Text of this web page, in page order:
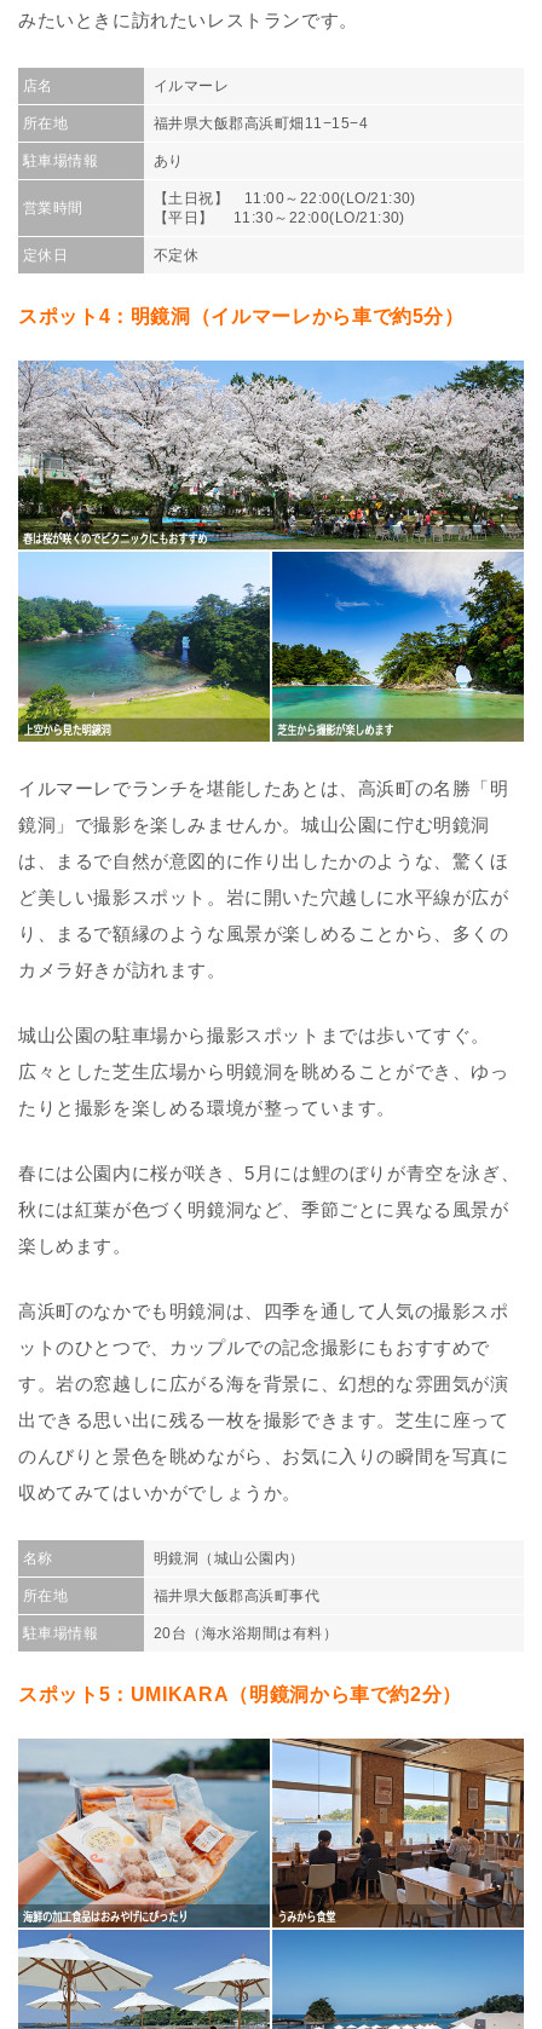
みたいときに訪れたいレストランです。
店名 イルマーレ
所在地 福井県大飯郡高浜町畑11−15−4
駐車場情報 あり
営業時間
【土日祝】 11:00～22:00(LO/21:30)
【平日】 11:30～22:00(LO/21:30)
定休日 不定休
スポット4：明鏡洞（イルマーレから車で約5分）
イルマーレでランチを堪能したあとは、高浜町の名勝「明
鏡洞」で撮影を楽しみませんか。城山公園に佇む明鏡洞
は、まるで自然が意図的に作り出したかのような、驚くほ
ど美しい撮影スポット。岩に開いた穴越しに水平線が広が
り、まるで額縁のような風景が楽しめることから、多くの
カメラ好きが訪れます。
城山公園の駐車場から撮影スポットまでは歩いてすぐ。
広々とした芝生広場から明鏡洞を眺めることができ、ゆっ
たりと撮影を楽しめる環境が整っています。
春には公園内に桜が咲き、5月には鯉のぼりが青空を泳ぎ、
秋には紅葉が色づく明鏡洞など、季節ごとに異なる風景が
楽しめます。
高浜町のなかでも明鏡洞は、四季を通して人気の撮影スポ
ットのひとつで、カップルでの記念撮影にもおすすめで
す。岩の窓越しに広がる海を背景に、幻想的な雰囲気が演
出できる思い出に残る一枚を撮影できます。芝生に座って
のんびりと景色を眺めながら、お気に入りの瞬間を写真に
収めてみてはいかがでしょうか。
名称 明鏡洞（城山公園内）
所在地 福井県大飯郡高浜町事代
駐車場情報 20台（海水浴期間は有料）
スポット5：UMIKARA（明鏡洞から車で約2分）